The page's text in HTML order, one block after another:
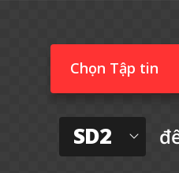
Chọn Tập tin
SD2